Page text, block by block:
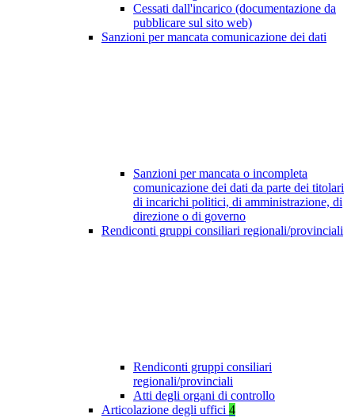
Cessati dall'incarico (documentazione da
pubblicare sul sito web)
Sanzioni per mancata comunicazione dei dati
Sanzioni per mancata o incompleta
comunicazione dei dati da parte dei titolari
di incarichi politici, di amministrazione, di
direzione o di governo
Rendiconti gruppi consiliari regionali/provinciali
Rendiconti gruppi consiliari
regionali/provinciali
Atti degli organi di controllo
Articolazione degli uffici 4